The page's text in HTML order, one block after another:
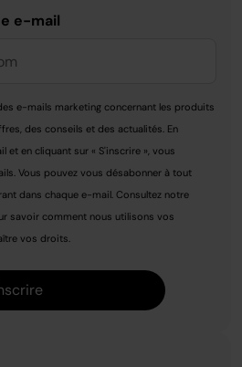
e-mail
e-mails marketing concernant les produits
des conseils et des actualités. En
en cliquant sur « S'inscrire », vous
Vous pouvez vous désabonner à tout
dans chaque e-mail. Consultez notre
savoir comment nous utilisons vos
vos droits.